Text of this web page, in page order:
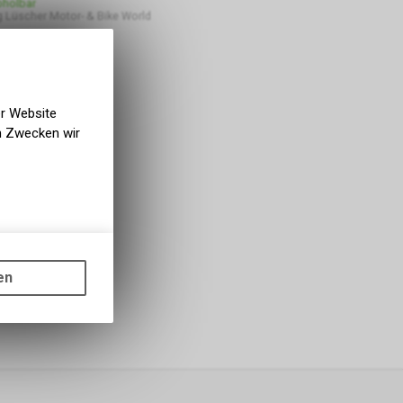
Lüscher Motor- & Bike World
Website
Zwecken wir
wie die
die